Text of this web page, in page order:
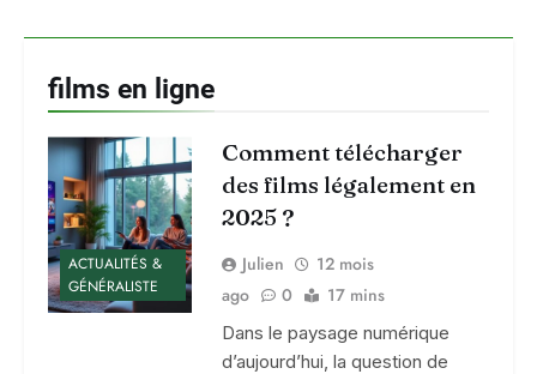
films en ligne
ACTUALITÉS &
GÉNÉRALISTE
Comment télécharger
des films légalement en
2025 ?
Julien
12 mois
ago
0 17 mins
Dans le paysage numérique
d’aujourd’hui, la question de